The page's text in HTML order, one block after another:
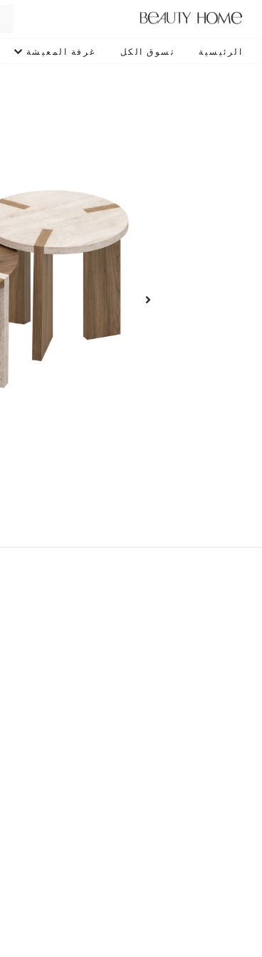
الرئيسية تسوق الكل غرفة المعيشة